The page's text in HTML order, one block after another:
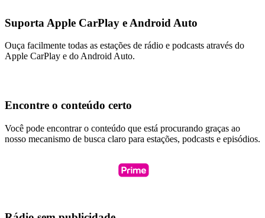
Suporta Apple CarPlay e Android Auto
Ouça facilmente todas as estações de rádio e podcasts através do
Apple CarPlay e do Android Auto.
Encontre o conteúdo certo
Você pode encontrar o conteúdo que está procurando graças ao
nosso mecanismo de busca claro para estações, podcasts e episódios.